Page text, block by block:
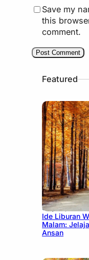
Save my
this
comment.
Featured
July 15, 2026
Ide Liburan
Malam:
Ansan